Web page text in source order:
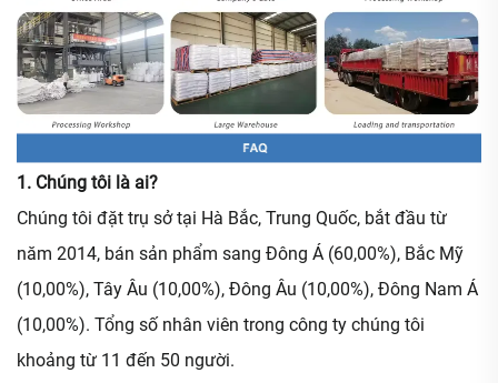
1. Chúng tôi là ai?
Chúng tôi đặt trụ sở tại Hà Bắc, Trung Quốc, bắt đầu từ
năm 2014, bán sản phẩm sang Đông Á (60,00%), Bắc Mỹ
(10,00%), Tây Âu (10,00%), Đông Âu (10,00%), Đông Nam Á
(10,00%). Tổng số nhân viên trong công ty chúng tôi
khoảng từ 11 đến 50 người.